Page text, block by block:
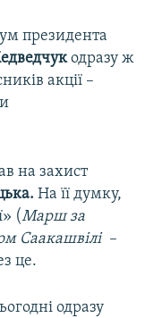
президента
одразу ж
акції –
на захист
На її думку,
(Марш за
Саакашвілі ­ –
це.
одразу